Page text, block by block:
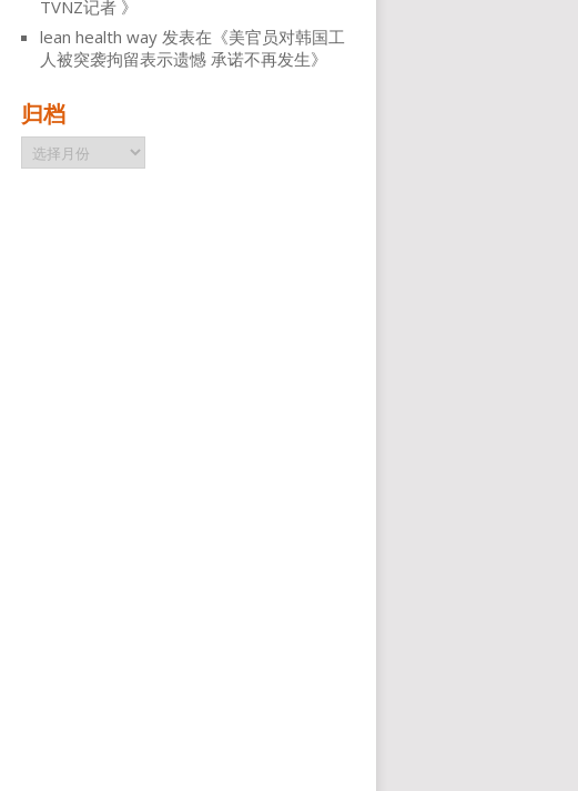
TVNZ记者 》
lean health way 发表在《美官员对韩国工
人被突袭拘留表示遗憾 承诺不再发生》
归档
归
档